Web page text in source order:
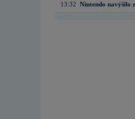
13:32 Nintendo navýšilo